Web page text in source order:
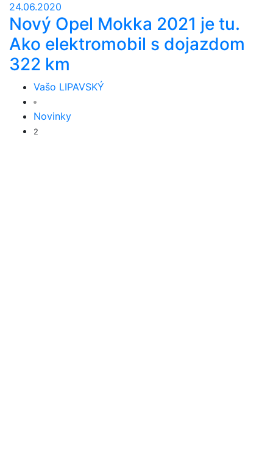
24.06.2020
Nový Opel Mokka 2021 je tu.
Ako elektromobil s dojazdom
322 km
Vašo LIPAVSKÝ
Novinky
2